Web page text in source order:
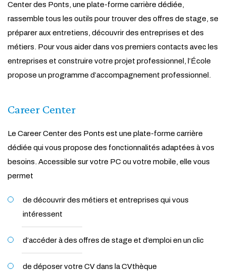
Center des Ponts, une plate-forme carrière dédiée,
rassemble tous les outils pour trouver des offres de stage, se
préparer aux entretiens, découvrir des entreprises et des
métiers. Pour vous aider dans vos premiers contacts avec les
entreprises et construire votre projet professionnel, l’École
propose un programme d’accompagnement professionnel.
Career Center
Le Career Center des Ponts est une plate-forme carrière
dédiée qui vous propose des fonctionnalités adaptées à vos
besoins. Accessible sur votre PC ou votre mobile, elle vous
permet
de découvrir des métiers et entreprises qui vous
intéressent
d’accéder à des offres de stage et d’emploi en un clic
de déposer votre CV dans la CVthèque